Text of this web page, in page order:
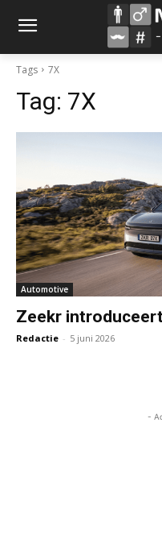
Tags 7X
Tag: 7X
Automotive
Zeekr
Redactie - 5 juni 2026
-